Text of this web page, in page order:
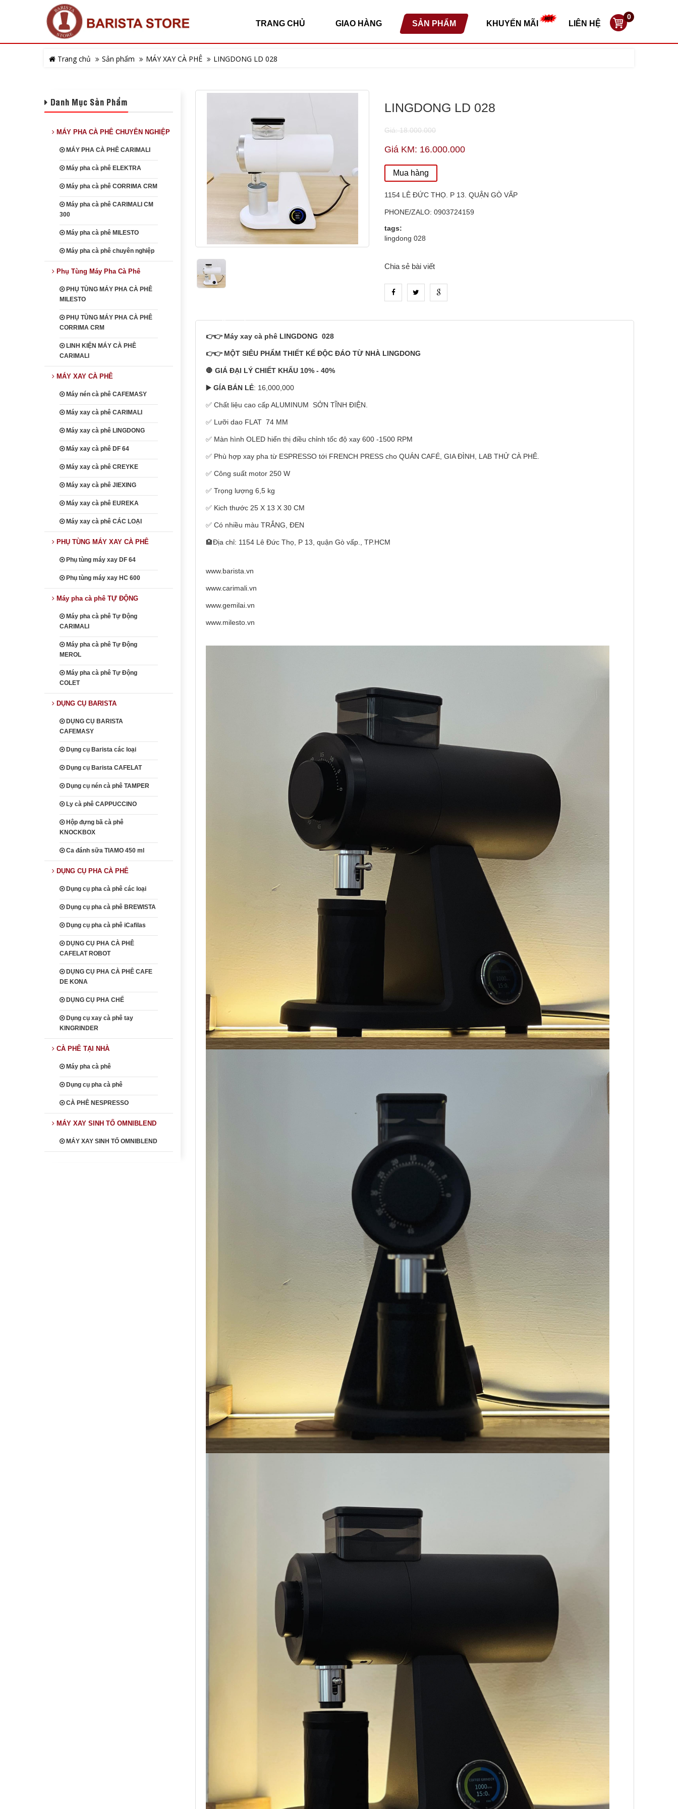
TRANG CHỦ GIAO HÀNG SẢN PHẨM KHUYẾN MÃI LIÊN HỆ
0
Trang chủ Sản phẩm MÁY XAY CÀ PHÊ LINGDONG LD 028
Danh Mục Sản Phẩm
MÁY PHA CÀ PHÊ CHUYÊN NGHIỆP
MÁY PHA CÀ PHÊ CARIMALI
Máy pha cà phê ELEKTRA
Máy pha cà phê CORRIMA CRM
Máy pha cà phê CARIMALI CM
300
Máy pha cà phê MILESTO
Máy pha cà phê chuyên nghiệp
Phụ Tùng Máy Pha Cà Phê
PHỤ TÙNG MÁY PHA CÀ PHÊ
MILESTO
PHỤ TÙNG MÁY PHA CÀ PHÊ
CORRIMA CRM
LINH KIỆN MÁY CÀ PHÊ
CARIMALI
MÁY XAY CÀ PHÊ
Máy nén cà phê CAFEMASY
Máy xay cà phê CARIMALI
Máy xay cà phê LINGDONG
Máy xay cà phê DF 64
Máy xay cà phê CREYKE
Máy xay cà phê JIEXING
Máy xay cà phê EUREKA
Máy xay cà phê CÁC LOẠI
PHỤ TÙNG MÁY XAY CÀ PHÊ
Phụ tùng máy xay DF 64
Phụ tùng máy xay HC 600
Máy pha cà phê TỰ ĐỘNG
Máy pha cà phê Tự Động
CARIMALI
Máy pha cà phê Tự Động
MEROL
Máy pha cà phê Tự Động
COLET
DỤNG CỤ BARISTA
DỤNG CỤ BARISTA
CAFEMASY
Dụng cụ Barista các loại
Dụng cụ Barista CAFELAT
Dụng cụ nén cà phê TAMPER
Ly cà phê CAPPUCCINO
Hộp đựng bã cà phê
KNOCKBOX
Ca đánh sữa TIAMO 450 ml
DỤNG CỤ PHA CÀ PHÊ
Dụng cụ pha cà phê các loại
Dụng cụ pha cà phê BREWISTA
Dụng cụ pha cà phê iCafilas
DỤNG CỤ PHA CÀ PHÊ
CAFELAT ROBOT
DỤNG CỤ PHA CÀ PHÊ CAFE
DE KONA
DỤNG CỤ PHA CHẾ
Dụng cụ xay cà phê tay
KINGRINDER
CÀ PHÊ TẠI NHÀ
Máy pha cà phê
Dụng cụ pha cà phê
CÀ PHÊ NESPRESSO
MÁY XAY SINH TỐ OMNIBLEND
MÁY XAY SINH TỐ OMNIBLEND
LINGDONG LD 028
Giá: 18.000.000
Giá KM: 16.000.000
Mua hàng
1154 LÊ ĐỨC THỌ. P 13. QUẬN GÒ VẤP
PHONE/ZALO: 0903724159
tags:
lingdong 028
Chia sẻ bài viết
👉👉 Máy xay cà phê LINGDONG 028
👉👉 MỘT SIÊU PHẨM THI ẾT K Ế ĐỘC ĐÁO TỪ NHÀ LINGDONG
🛑 GIÁ ĐẠI LÝ CHIẾT KHẤU 10% - 40%
▶️ GÍA BÁN LẺ: 16,000,000
✅ Chất liệu cao cấp ALUMINUM SỞN TĨNH ĐIỆN.
✅ Lưỡi dao FLAT 74 MM
✅ Màn hình OLED hiển thị điều chỉnh tốc độ xay 600 -1500 RPM
✅ Phù hợp xay pha từ ESPRESSO tới FRENCH PRESS cho QUÁN CAFÉ, GIA ĐÌNH, LAB THỬ CÀ PHÊ.
✅ Công suất motor 250 W
✅ Trọng lượng 6,5 kg
✅ Kich thước 25 X 13 X 30 CM
✅ Có nhiều màu TRẮNG, ĐEN
🏨Địa chỉ: 1154 Lê Đức Thọ, P 13, quận Gò vấp., TP.HCM
www.barista.vn
www.carimali.vn
www.gemilai.vn
www.milesto.vn